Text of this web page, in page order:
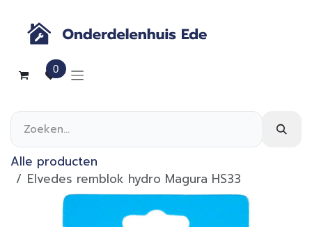
0
Alle producten
Elvedes remblok hydro Magura HS33